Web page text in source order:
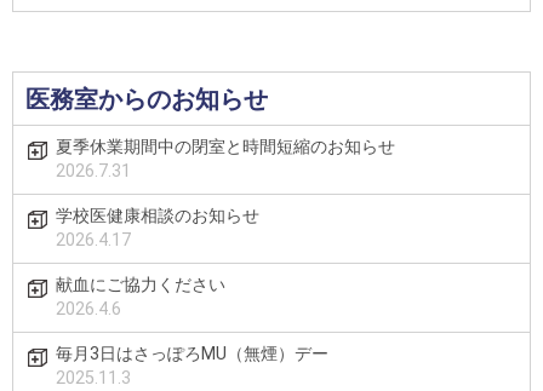
医務室からのお知らせ
夏季休業期間中の閉室と時間短縮のお知らせ
2026.7.31
学校医健康相談のお知らせ
2026.4.17
献血にご協力ください
2026.4.6
毎月3日はさっぽろMU（無煙）デー
2025.11.3